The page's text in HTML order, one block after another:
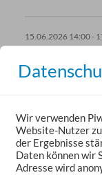
15.06.2026 14:00 -
Städtische
Info und
KuBa (Kultur im
Wir verwenden
Website-Nutzer
der Ergebnisse
Daten können wir
Adresse wird